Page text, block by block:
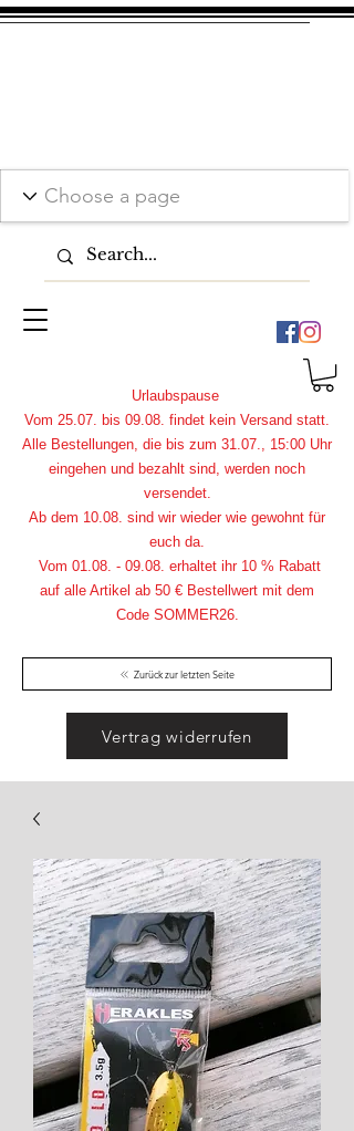
Zurück zur letzten Seite
Urlaubspause
Vom 25.07. bis 09.08. findet kein Versand statt.
Alle Bestellungen, die bis zum 31.07., 15:00 Uhr
eingehen und bezahlt sind, werden noch
versendet.
Ab dem 10.08. sind wir wieder wie gewohnt für
euch da.
Vom 01.08. - 09.08. erhaltet ihr 10 % Rabatt
auf alle Artikel ab 50 € Bestellwert mit dem
Code SOMMER26.
Vertrag widerrufen